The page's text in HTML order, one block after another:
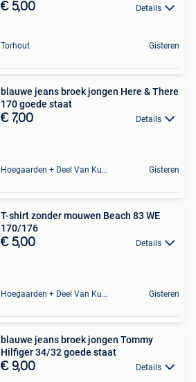
€ 5,00 Details
Torhout Gisteren
blauwe jeans broek jongen Here & There
170 goede staat
€ 7,00 Details
Hoegaarden + Deel Van Kumtich + Deel Van Tienen Gisteren
T-shirt zonder mouwen Beach 83 WE
170/176
€ 5,00 Details
Hoegaarden + Deel Van Kumtich + Deel Van Tienen Gisteren
blauwe jeans broek jongen Tommy
Hilfiger 34/32 goede staat
€ 9,00 Details